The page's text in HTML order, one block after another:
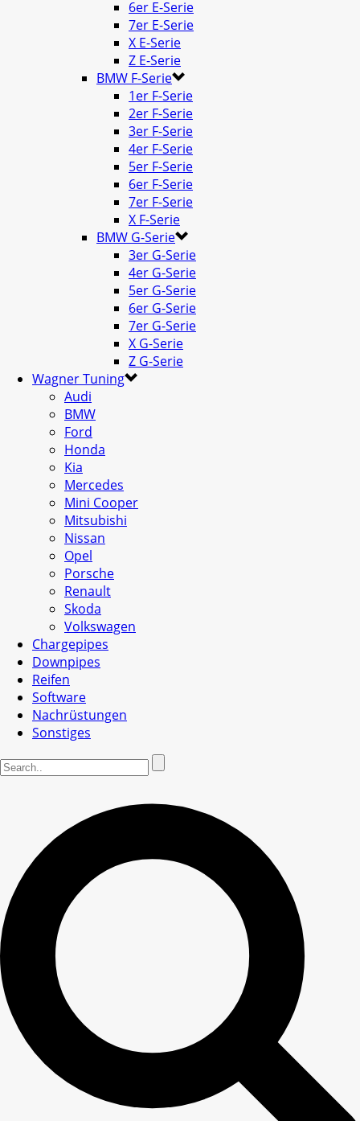
6er E-Serie
7er E-Serie
X E-Serie
Z E-Serie
BMW F-Serie
1er F-Serie
2er F-Serie
3er F-Serie
4er F-Serie
5er F-Serie
6er F-Serie
7er F-Serie
X F-Serie
BMW G-Serie
3er G-Serie
4er G-Serie
5er G-Serie
6er G-Serie
7er G-Serie
X G-Serie
Z G-Serie
Wagner Tuning
Audi
BMW
Ford
Honda
Kia
Mercedes
Mini Cooper
Mitsubishi
Nissan
Opel
Porsche
Renault
Skoda
Volkswagen
Chargepipes
Downpipes
Reifen
Software
Nachrüstungen
Sonstiges